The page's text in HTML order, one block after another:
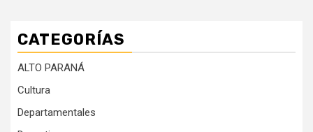
CATEGORÍAS
ALTO PARANÁ
Cultura
Departamentales